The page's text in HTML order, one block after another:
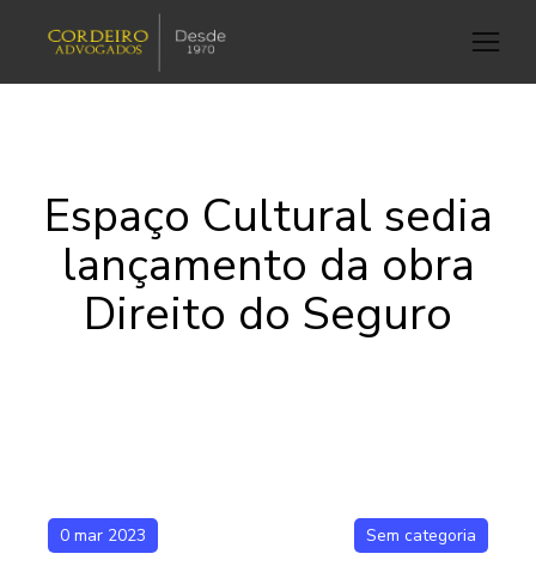
Espaço Cultural sedia
lançamento da obra
Direito do Seguro
0 mar 2023 Sem categoria